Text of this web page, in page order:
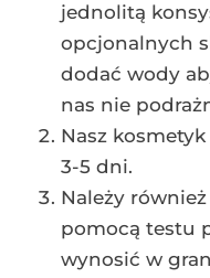
jednolitą
opcjonalnych
dodać wody
nas nie
Nasz
3-5 dni.
Należy
pomocą testu
wynosić w